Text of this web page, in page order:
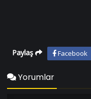
Paylaş Facebook
Yorumlar